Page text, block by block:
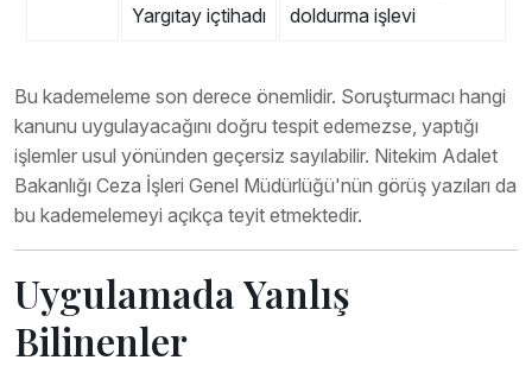
Yargıtay içtihadı
doldurma işlevi
Bu kademeleme son derece önemlidir. Soruşturmacı hangi
kanunu uygulayacağını doğru tespit edemezse, yaptığı
işlemler usul yönünden geçersiz sayılabilir. Nitekim Adalet
Bakanlığı Ceza İşleri Genel Müdürlüğü'nün görüş yazıları da
bu kademelemeyi açıkça teyit etmektedir.
Uygulamada Yanlış
Bilinenler